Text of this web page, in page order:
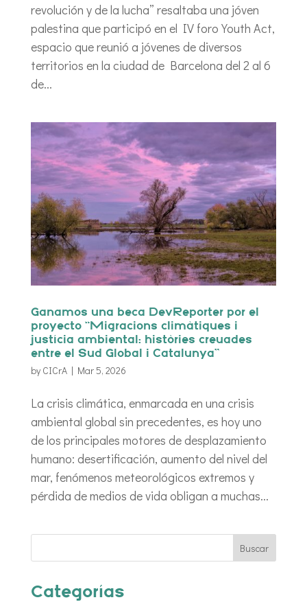
revolución y de la lucha” resaltaba una jóven
palestina que participó en el IV foro Youth Act,
espacio que reunió a jóvenes de diversos
territorios en la ciudad de Barcelona del 2 al 6
de...
Ganamos una beca DevReporter por el
proyecto “Migracions climàtiques i
justícia ambiental: històries creuades
entre el Sud Global i Catalunya”
by CICrA| Mar 5, 2026
La crisis climática, enmarcada en una crisis
ambiental global sin precedentes, es hoy uno
de los principales motores de desplazamiento
humano: desertificación, aumento del nivel del
mar, fenómenos meteorológicos extremos y
pérdida de medios de vida obligan a muchas...
Categorías